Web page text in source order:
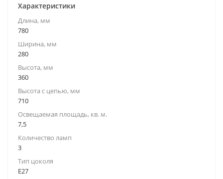
Характеристики
Длина, мм
780
Ширина, мм
280
Высота, мм
360
Высота с цепью, мм
710
Освещаемая площадь, кв. м.
7,5
Количество ламп
3
Тип цоколя
E27